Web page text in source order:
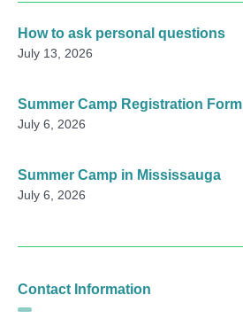
How to ask personal questions
July 13, 2026
Summer Camp Registration Form
July 6, 2026
Summer Camp in Mississauga
July 6, 2026
Contact Information